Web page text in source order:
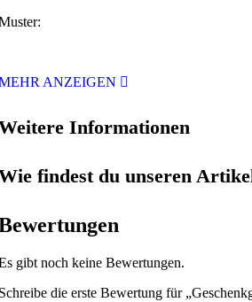
ANZEIGEN
Informationen
findest du unseren
gibt noch keine Bewertungen.
die erste Bewertung für